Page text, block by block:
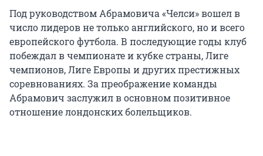
Под руководством Абрамовича «Челси» вошел в
число лидеров не только английского, но и всего
европейского футбола. В последующие годы клуб
побеждал в чемпионате и кубке страны, Лиге
чемпионов, Лиге Европы и других престижных
соревнованиях. За преображение команды
Абрамович заслужил в основном позитивное
отношение лондонских болельщиков.